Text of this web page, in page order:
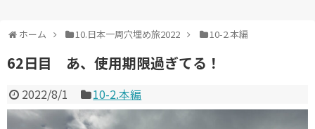
ホーム 10.日本一周穴埋め旅2022 10-2.本編
62日目 あ、使用期限過ぎてる！
2022/8/1 10-2.本編